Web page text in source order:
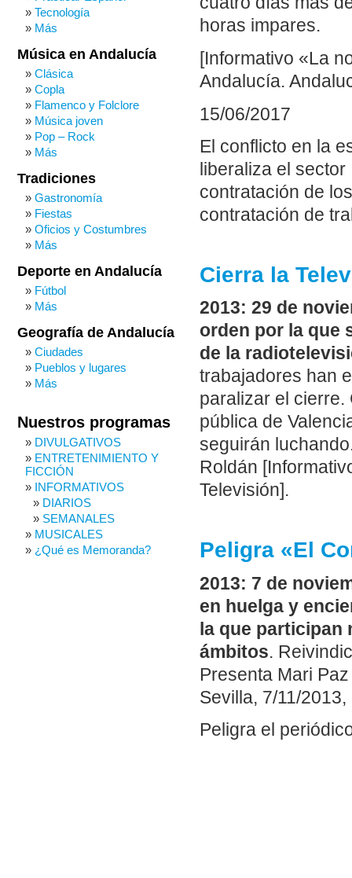
horas impares.
[Informativo «La
Andalucía.
15/06/2017
El conflicto en la
liberaliza el
contratación de
contratación de
Cierra la
2013: 29 de
orden por la que
de la
trabajadores han
paralizar el cierre.
pública de
seguirán
Roldán
Televisión].
Peligra «El
2013: 7 de
en huelga y
la que
ámbitos.
Presenta Mari
Sevilla, 7/11/
Peligra el
Tecnología
Más
Música en Andalucía
Clásica
Copla
Flamenco y Folclore
Música joven
Pop – Rock
Más
Tradiciones
Gastronomía
Fiestas
Oficios y Costumbres
Más
Deporte en Andalucía
Fútbol
Más
Geografía de Andalucía
Ciudades
Pueblos y lugares
Más
Nuestros programas
DIVULGATIVOS
ENTRETENIMIENTO Y
FICCIÓN
INFORMATIVOS
DIARIOS
SEMANALES
MUSICALES
¿Qué es Memoranda?